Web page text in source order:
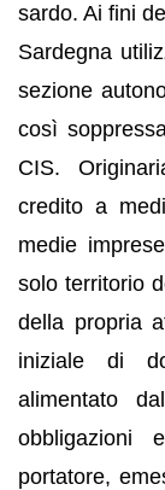
sardo. Ai fini
Sardegna
sezione
così
CIS.
credito a
medie
solo territorio
della propria
iniziale di
alimentato
obbligazioni
portatore,